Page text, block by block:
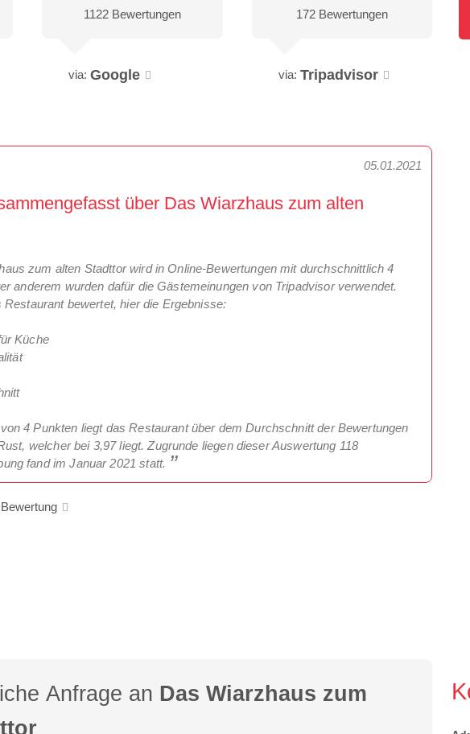
1122 Bewertungen
via: Google
172 Bewertungen
via: Tripadvisor
05.01.2021
über Das Wiarzhaus zum alten
zum alten Stadttor wird in Online-Bewertungen mit durchschnittlich 4
anderem wurden dafür die Gästemeinungen von Tripadvisor verwendet.
bewertet, hier die Ergebnisse:
Küche
4 Punkten liegt das Restaurant über dem Durchschnitt der Bewertungen
welcher bei 3,97 liegt. Zugrunde liegen dieser Auswertung 118
fand im Januar 2021 statt.
Anfrage an Das Wiarzhaus zum